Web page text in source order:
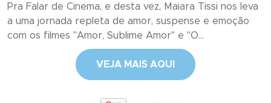
Pra Falar de Cinema, e desta vez, Maiara Tissi nos leva
a uma jornada repleta de amor, suspense e emoção
com os filmes "Amor, Sublime Amor" e "O...
VEJA MAIS AQUI